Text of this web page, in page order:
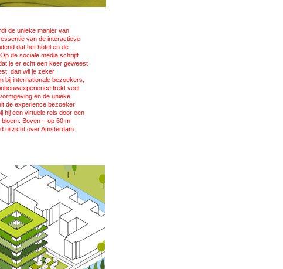
de unieke manier van
van de interactieve
dat het hotel en de
de sociale media schrijft
je er echt een keer geweest
dan wil je zeker
bij internationale bezoekers,
trekt veel
en de unieke
de experience bezoeker
hij een virtuele reis door een
Boven – op 60 m
uitzicht over Amsterdam.